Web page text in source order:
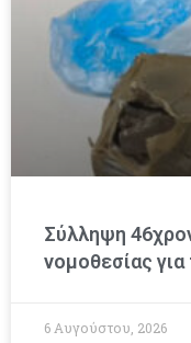
Σύλληψη
νομοθεσίας
6 Αυγούστου, 2026